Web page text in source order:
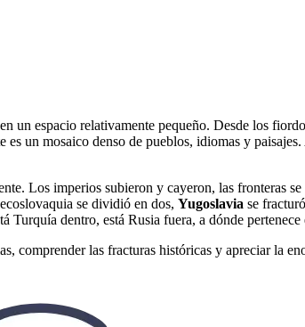
un espacio relativamente pequeño. Desde los
un mosaico denso de pueblos, idiomas y
Los imperios subieron y cayeron, las fronteras
se dividió en dos, Yugoslavia se
Turquía dentro, está Rusia fuera, a dónde pertenece
comprender las fracturas históricas y apreciar la